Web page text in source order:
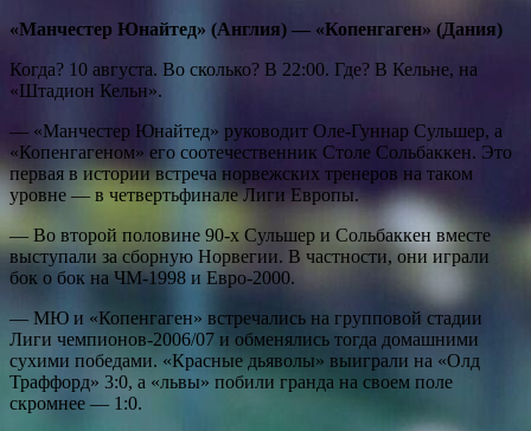
«Манчестер Юнайтед» (Англия) — «Копенгаген» (Дания)
Когда? 10 августа. Во сколько? В 22:00. Где? В Кельне, на
«Штадион Кельн».
— «Манчестер Юнайтед» руководит Оле-Гуннар Сульшер, а
«Копенгагеном» его соотечественник Столе Сольбаккен. Это
первая в истории встреча норвежских тренеров на таком
уровне — в четвертьфинале Лиги Европы.
— Во второй половине 90-х Сульшер и Сольбаккен вместе
выступали за сборную Норвегии. В частности, они играли
бок о бок на ЧМ-1998 и Евро-2000.
— МЮ и «Копенгаген» встречались на групповой стадии
Лиги чемпионов-2006/07 и обменялись тогда домашними
сухими победами. «Красные дьяволы» выиграли на «Олд
Траффорд» 3:0, а «львы» побили гранда на своем поле
скромнее — 1:0.